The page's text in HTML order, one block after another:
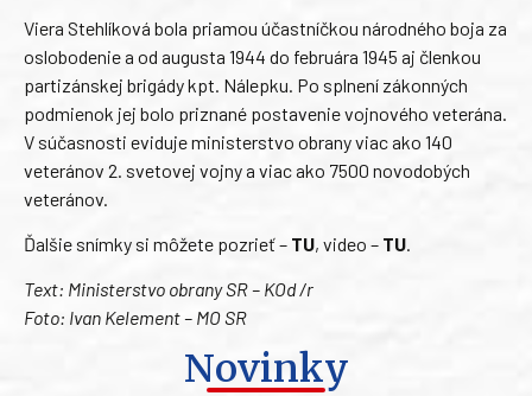
Viera Stehlíková bola priamou účastníčkou národného boja za
oslobodenie a od augusta 1944 do februára 1945 aj členkou
partizánskej brigády kpt. Nálepku. Po splnení zákonných
podmienok jej bolo priznané postavenie vojnového veterána.
V súčasnosti eviduje ministerstvo obrany viac ako 140
veteránov 2. svetovej vojny a viac ako 7500 novodobých
veteránov.
Ďalšie snímky si môžete pozrieť – TU, video – TU.
Text: Ministerstvo obrany SR – KOd /r
Foto: Ivan Kelement – MO SR
Novinky